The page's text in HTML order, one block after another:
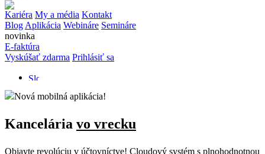
Kariéra My a média Kontakt
Blog Aplikácia Webináre Semináre
novinka
E-faktúra
Vyskúšať zdarma Prihlásiť sa
Nová mobilná aplikácia!
Kancelária vo vrecku
Objavte revolúciu v účtovníctve! Cloudový systém s plnohodnotnou